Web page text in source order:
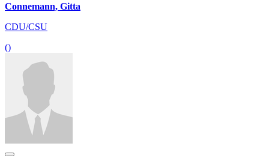
Connemann, Gitta
CDU/CSU
()